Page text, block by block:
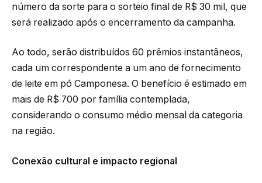
número da sorte para o sorteio final de R$ 30 mil, que
será realizado após o encerramento da campanha.
Ao todo, serão distribuídos 60 prêmios instantâneos,
cada um correspondente a um ano de fornecimento
de leite em pó Camponesa. O benefício é estimado em
mais de R$ 700 por família contemplada,
considerando o consumo médio mensal da categoria
na região.
Conexão cultural e impacto regional